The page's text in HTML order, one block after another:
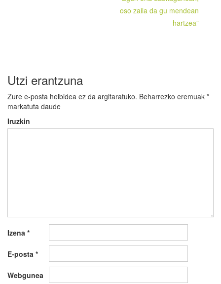
oso zaila da gu mendean
hartzea”
Utzi erantzuna
Zure e-posta helbidea ez da argitaratuko. Beharrezko eremuak *
markatuta daude
Iruzkin
Izena *
E-posta *
Webgunea